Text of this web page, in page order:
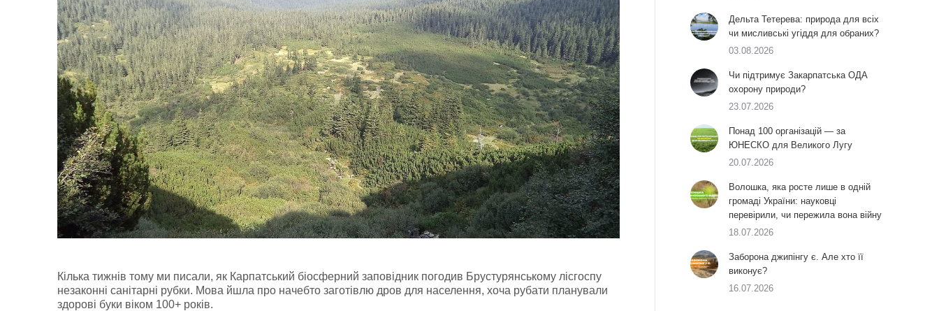
Кілька тижнів тому ми писали, як Карпатський біосферний заповідник погодив Брустурянському лісгоспу
незаконні санітарні рубки. Мова йшла про начебто заготівлю дров для населення, хоча рубати планували
здорові буки віком 100+ років.
Дельта Тетерева: природа для всіх
чи мисливські угіддя для обраних?
03.08.2026
Чи підтримує Закарпатська ОДА
охорону природи?
23.07.2026
Понад 100 організацій — за
ЮНЕСКО для Великого Лугу
20.07.2026
Волошка, яка росте лише в одній
громаді України: науковці
перевірили, чи пережила вона війну
18.07.2026
Заборона джипінгу є. Але хто її
виконує?
16.07.2026